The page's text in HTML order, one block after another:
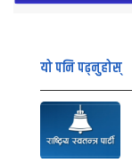
यो पनि पढ्नुहोस्